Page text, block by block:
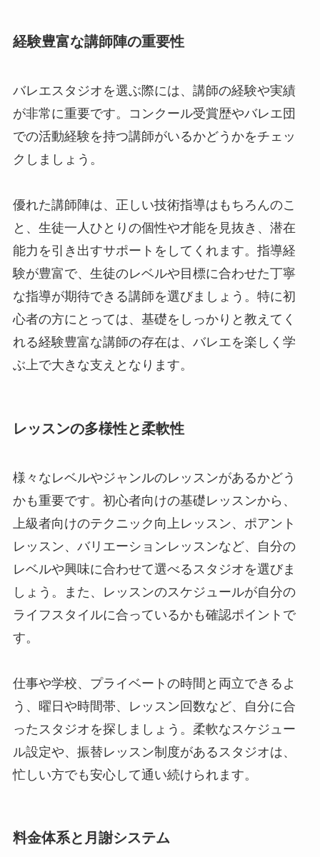
経験豊富な講師陣の重要性
バレエスタジオを選ぶ際には、講師の経験や実績
が非常に重要です。コンクール受賞歴やバレエ団
での活動経験を持つ講師がいるかどうかをチェッ
クしましょう。
優れた講師陣は、正しい技術指導はもちろんのこ
と、生徒一人ひとりの個性や才能を見抜き、潜在
能力を引き出すサポートをしてくれます。指導経
験が豊富で、生徒のレベルや目標に合わせた丁寧
な指導が期待できる講師を選びましょう。特に初
心者の方にとっては、基礎をしっかりと教えてく
れる経験豊富な講師の存在は、バレエを楽しく学
ぶ上で大きな支えとなります。
レッスンの多様性と柔軟性
様々なレベルやジャンルのレッスンがあるかどう
かも重要です。初心者向けの基礎レッスンから、
上級者向けのテクニック向上レッスン、ポアント
レッスン、バリエーションレッスンなど、自分の
レベルや興味に合わせて選べるスタジオを選びま
しょう。また、レッスンのスケジュールが自分の
ライフスタイルに合っているかも確認ポイントで
す。
仕事や学校、プライベートの時間と両立できるよ
う、曜日や時間帯、レッスン回数など、自分に合
ったスタジオを探しましょう。柔軟なスケジュー
ル設定や、振替レッスン制度があるスタジオは、
忙しい方でも安心して通い続けられます。
料金体系と月謝システム